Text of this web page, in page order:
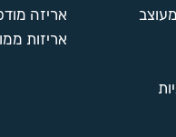
אריזה
אריזות